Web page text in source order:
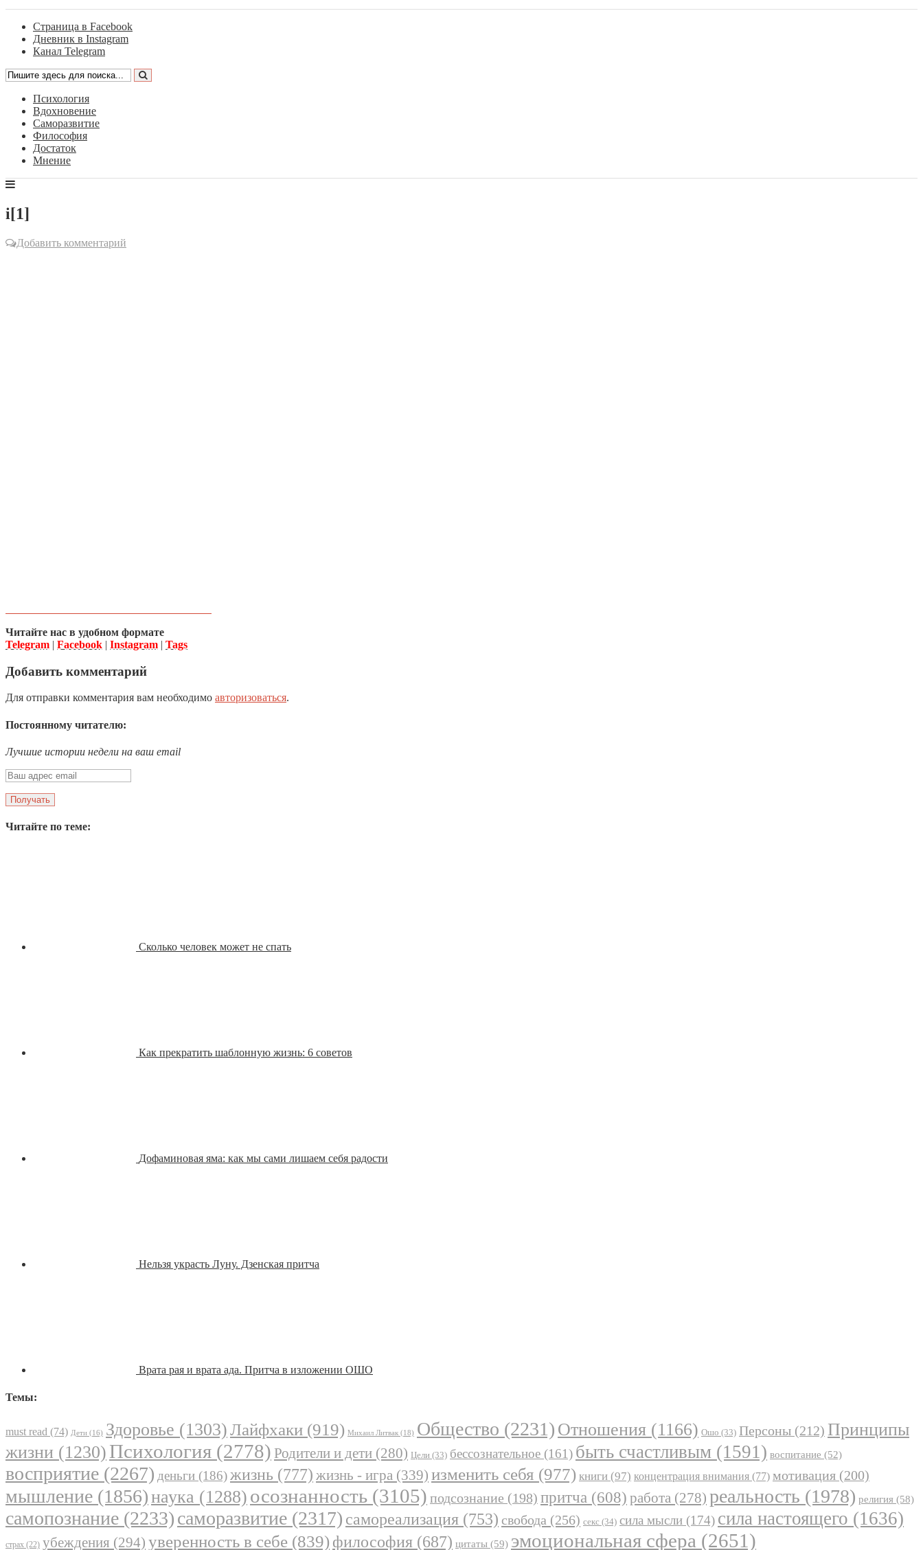
Страница в Facebook
Дневник в Instagram
Канал Telegram
Психология
Вдохновение
Саморазвитие
Философия
Достаток
Мнение
i[1]
Добавить комментарий
Читайте нас в удобном формате
Telegram | Facebook | Instagram | Tags
Добавить комментарий
Для отправки комментария вам необходимо авторизоваться.
Постоянному читателю:
Лучшие истории недели на ваш email
Читайте по теме:
Сколько человек может не спать
Как прекратить шаблонную жизнь: 6 советов
Дофаминовая яма: как мы сами лишаем себя радости
Нельзя украсть Луну. Дзенская притча
Врата рая и врата ада. Притча в изложении ОШО
Темы:
must read (74) Дети (16) Здоровье (1303)Лайфхаки (919) Михаил Литвак (18) Общество (2231) Отношения (1166) Ошо (33) Персоны (212) Принципы
жизни (1230) Психология (2778) Родители и дети (280) Цели (33) бессознательное (161) быть счастливым (1591) воспитание (52)
восприятие (2267) деньги (186)жизнь (777) жизнь - игра (339) изменить себя (977) книги (97) концентрация внимания (77) мотивация (200)
мышление (1856)наука (1288) осознанность (3105) подсознание (198) притча (608) работа (278) реальность (1978) религия (58)
самопознание (2233)саморазвитие (2317) самореализация (753) свобода (256) секс (34) сила мысли (174) сила настоящего (1636)
страх (22) убеждения (294) уверенность в себе (839) философия (687) цитаты (59) эмоциональная сфера (2651)